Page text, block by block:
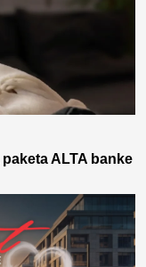
ALTA banke